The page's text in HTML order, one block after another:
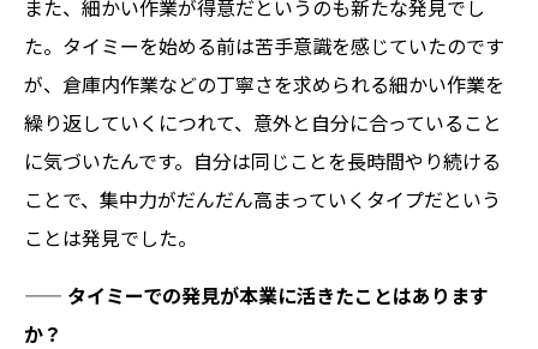
また、細かい作業が得意だというのも新たな発見でし
た。タイミーを始める前は苦手意識を感じていたのです
が、倉庫内作業などの丁寧さを求められる細かい作業を
繰り返していくにつれて、意外と自分に合っていること
に気づいたんです。自分は同じことを長時間やり続ける
ことで、集中力がだんだん高まっていくタイプだという
ことは発見でした。
—— タイミーでの発見が本業に活きたことはあります
か？